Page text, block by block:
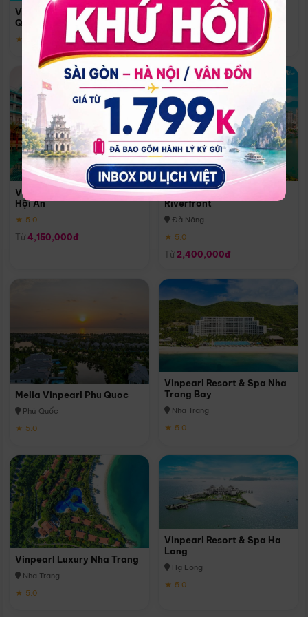
Vinpearl Resort & Spa Phu
Quoc
★ 5.0
Quoc
Phú Quốc
★ 5.0
Vinpearl Resort & Golf Nam
Hội An
★ 5.0
Từ 4,150,000đ
Melia Vinpearl Danang
Riverfront
Đà Nẵng
★ 5.0
Từ 2,400,000đ
Melia Vinpearl Phu Quoc
Phú Quốc
★ 5.0
Vinpearl Resort & Spa Nha
Trang Bay
Nha Trang
★ 5.0
Vinpearl Luxury Nha Trang
Nha Trang
★ 5.0
Vinpearl Resort & Spa Ha
Long
Hạ Long
★ 5.0